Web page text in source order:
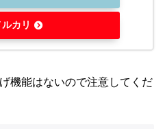
ルカリ
機能はないので注意してくだ